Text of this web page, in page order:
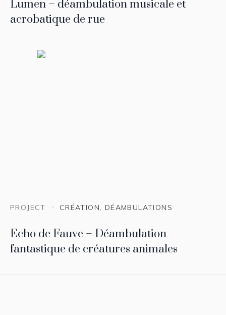
Lumen – déambulation musicale et
acrobatique de rue
PROJECT CRÉATION, DÉAMBULATIONS
Echo de Fauve – Déambulation
fantastique de créatures animales